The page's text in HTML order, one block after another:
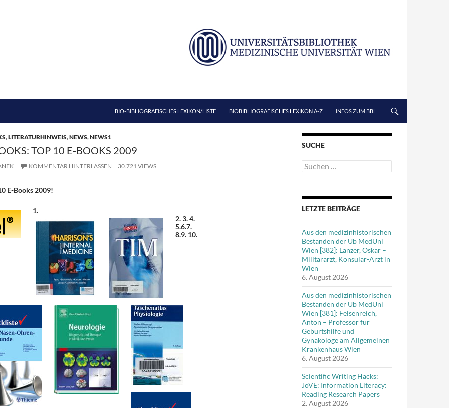
BIO-BIBLIOGRAFISCHES LEXIKON/LISTE
BIOBIBLIOGRAFISCHES LEXIKON A-Z INFOS ZUM BBL
,LITERATURHINWEIS,NEWS,NEWS1
TOP 10 E-BOOKS 2009
KOMMENTAR HINTERLASSEN 30.721 VIEWS
E-Books 2009!
1.
2. 3. 4.
5.6.7.
8.9. 10.
SUCHE
Suchen
nach:
LETZTE BEITRÄGE
Aus den medizinhistorischen
Beständen der Ub MedUni
Wien [382]: Lanzer, Oskar –
Militärarzt, Konsular-Arzt in
Wien
6. August 2026
Aus den medizinhistorischen
Beständen der Ub MedUni
Wien [381]: Felsenreich,
Anton – Professor für
Geburtshilfe und
Gynäkologe am Allgemeinen
Krankenhaus Wien
6. August 2026
Scientific Writing Hacks:
JoVE: Information Literacy:
Reading Research Papers
2. August 2026